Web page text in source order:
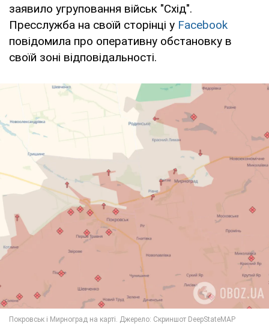
заявило угруповання військ "Схід".
Пресслужба на своїй сторінці у Facebook
повідомила про оперативну обстановку в
своїй зоні відповідальності.